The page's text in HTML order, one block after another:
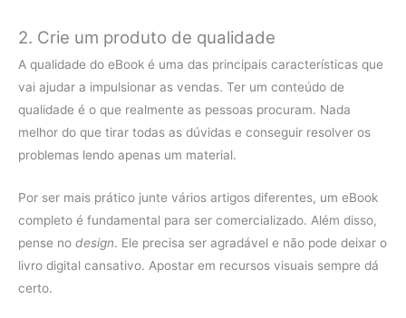
2. Crie um produto de qualidade
A qualidade do eBook é uma das principais características que
vai ajudar a impulsionar as vendas. Ter um conteúdo de
qualidade é o que realmente as pessoas procuram. Nada
melhor do que tirar todas as dúvidas e conseguir resolver os
problemas lendo apenas um material.
Por ser mais prático junte vários artigos diferentes, um eBook
completo é fundamental para ser comercializado. Além disso,
pense no design. Ele precisa ser agradável e não pode deixar o
livro digital cansativo. Apostar em recursos visuais sempre dá
certo.